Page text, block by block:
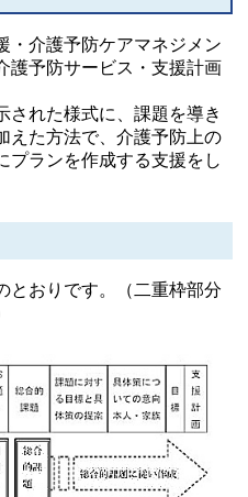
・介護予防ケアマネジメン
護予防サービス・支援計画
された様式に、課題を導き
えた方法で、介護予防上の
プランを作成する支援をし
とおりです。（二重枠部分